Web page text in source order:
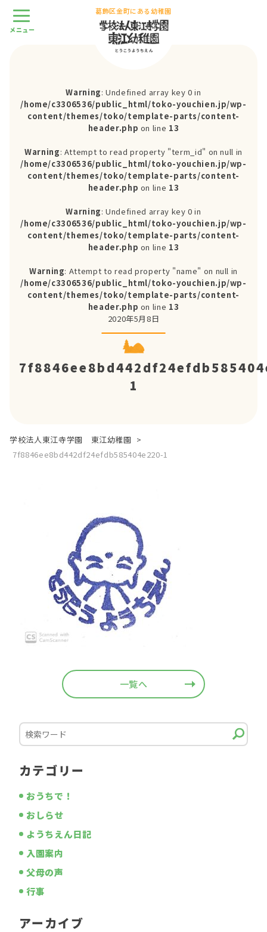
葛飾区金町にある幼稚園
Warning: Undefined array key 0 in
/home/c3306536/public_html/toko-youchien.jp/wp-
content/themes/toko/template-parts/content-
header.php on line 13
Warning: Attempt to read property "term_id" on null in
/home/c3306536/public_html/toko-youchien.jp/wp-
content/themes/toko/template-parts/content-
header.php on line 13
Warning: Undefined array key 0 in
/home/c3306536/public_html/toko-youchien.jp/wp-
content/themes/toko/template-parts/content-
header.php on line 13
Warning: Attempt to read property "name" on null in
/home/c3306536/public_html/toko-youchien.jp/wp-
content/themes/toko/template-parts/content-
header.php on line 13
2020年5月8日
1
学校法人東江寺学園 東江幼稚園 >
7f8846ee8bd442df24efdb585404e220-1
一覧へ
カテゴリー
おうちで！
おしらせ
ようちえん日記
入園案内
父母の声
行事
アーカイブ